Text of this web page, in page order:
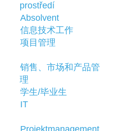
prostředí
Absolvent
信息技术工作
项目管理
销售、市场和产品管
理
学生/毕业生
IT
Projektmanagement